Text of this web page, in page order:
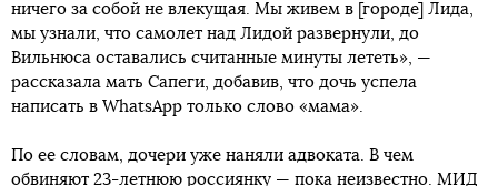
ничего за собой не влекущая. Мы живем в [городе] Лида,
мы узнали, что самолет над Лидой развернули, до
Вильнюса оставались считанные минуты лететь», —
рассказала мать Сапеги, добавив, что дочь успела
написать в WhatsApp только слово «мама».
По ее словам, дочери уже наняли адвоката. В чем
обвиняют 23-летнюю россиянку — пока неизвестно. МИД